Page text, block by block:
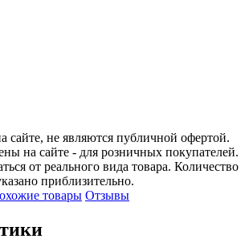
сайте, не являются публичной офертой.
на сайте - для розничных покупателей.
от реального вида товара. Количество
приблизительно.
товары Отзывы